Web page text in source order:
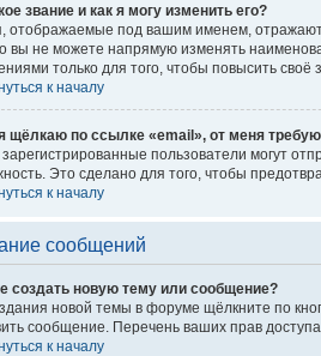
звание и как я могу изменить его?
отображаемые под вашим именем,
вы не можете напрямую изменять
только для того, чтобы повысить
к началу
щёлкаю по ссылке «email», от меня
зарегистрированные пользователи могут
Это сделано для того, чтобы
к началу
сообщений
создать новую тему или сообщение?
новой темы в форуме щёлкните по
сообщение. Перечень ваших прав
к началу